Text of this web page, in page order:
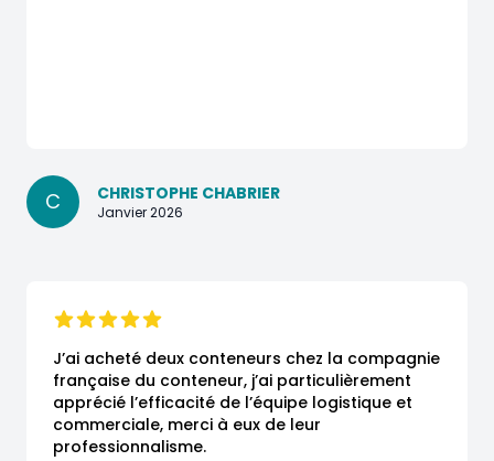
C CHRISTOPHE CHABRIER
Janvier 2026
J’ai acheté deux conteneurs chez la compagnie
française du conteneur, j’ai particulièrement
apprécié l’efficacité de l’équipe logistique et
commerciale, merci à eux de leur
professionnalisme.